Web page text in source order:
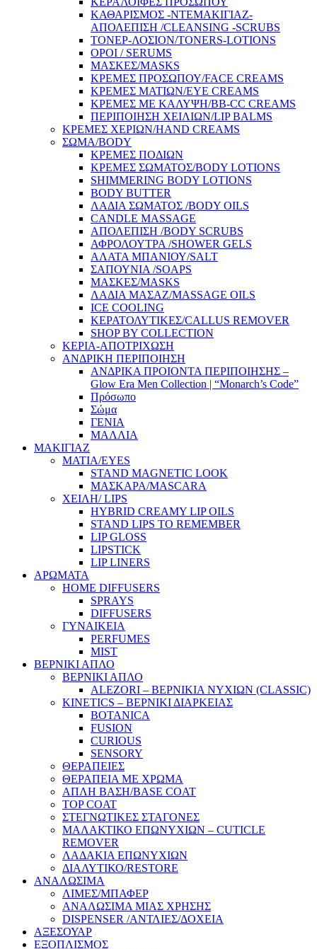
ΚΑΘΑΡΙΣΜΟΣ -ΝΤΕΜΑΚΙΓΙΑΖ-
ΑΠΟΛΕΠΙΣΗ /CLEANSING -SCRUBS
ΤΟΝΕΡ-ΛΟΣΙΟΝ/TONERS-LOTIONS
ΟΡΟΙ / SERUMS
ΜΑΣΚΕΣ/MASKS
ΚΡΕΜΕΣ ΠΡΟΣΩΠΟΥ/FACE CREAMS
ΚΡΕΜΕΣ ΜΑΤΙΩΝ/EYE CREAMS
ΚΡΕΜΕΣ ΜΕ ΚΑΛΥΨΗ/BB-CC CREAMS
ΠΕΡΙΠΟΙΗΣΗ ΧΕΙΛΙΩΝ/LIP BALMS
ΚΡΕΜΕΣ ΧΕΡΙΩΝ/HAND CREAMS
ΣΩΜΑ/BODY
ΚΡΕΜΕΣ ΠΟΔΙΩΝ
ΚΡΕΜΕΣ ΣΩΜΑΤΟΣ/BODY LOTIONS
SHIMMERING BODY LOTIONS
BODY BUTTER
ΛΑΔΙΑ ΣΩΜΑΤΟΣ /BODY OILS
CANDLE MASSAGE
ΑΠΟΛΕΠΙΣΗ /BODY SCRUBS
ΑΦΡΟΛΟΥΤΡΑ /SHOWER GELS
ΑΛΑΤΑ ΜΠΑΝΙΟΥ/SALT
ΣΑΠΟΥΝΙΑ /SOAPS
ΜΑΣΚΕΣ/MASKS
ΛΑΔΙΑ ΜΑΣΑΖ/MASSAGE OILS
ICE COOLING
ΚΕΡΑΤΟΛΥΤΙΚΕΣ/CALLUS REMOVER
SHOP BY COLLECTION
ΚΕΡΙΑ-ΑΠΟΤΡΙΧΩΣΗ
ΑΝΔΡΙΚΗ ΠΕΡΙΠΟΙΗΣΗ
ΑΝΔΡΙΚΑ ΠΡΟΙΟΝΤΑ ΠΕΡΙΠΟΙΗΣΗΣ –
Glow Era Men Collection | “Monarch’s Code”
Πρόσωπο
Σώμα
ΓΕΝΙΑ
ΜΑΛΛΙΑ
ΜΑΚΙΓΙΑΖ
ΜΑΤΙΑ/EYES
STAND MAGNETIC LOOK
ΜΑΣΚΑΡΑ/MASCARA
ΧΕΙΛΗ/ LIPS
HYBRID CREAMY LIP OILS
STAND LIPS TO REMEMBER
LIP GLOSS
LIPSTICK
LIP LINERS
ΑΡΩΜΑΤΑ
HOME DIFFUSERS
SPRAYS
DIFFUSERS
ΓΥΝΑΙΚΕΙΑ
PERFUMES
MIST
ΒΕΡΝΙΚΙ ΑΠΛΟ
ΒΕΡΝΙΚΙ ΑΠΛΟ
ALEZORI – ΒΕΡΝΙΚΙΑ ΝΥΧΙΩΝ (CLASSIC)
KINETICS – ΒΕΡΝΙΚΙ ΔΙΑΡΚΕΙΑΣ
BOTANICA
FUSION
CURIOUS
SENSORY
ΘΕΡΑΠΕΙΕΣ
ΘΕΡΑΠΕΙΑ ΜΕ ΧΡΩΜΑ
ΑΠΛΗ ΒΑΣΗ/BASE COAT
TOP COAT
ΣΤΕΓΝΩΤΙΚΕΣ ΣΤΑΓΟΝΕΣ
ΜΑΛΑΚΤΙΚΟ ΕΠΩΝΥΧΙΩΝ – CUTICLE
REMOVER
ΛΑΔΑΚΙΑ ΕΠΩΝΥΧΙΩΝ
ΔΙΑΛΥΤΙΚΟ/RESTORE
ΑΝΑΛΩΣΙΜΑ
ΛΙΜΕΣ/ΜΠΑΦΕΡ
ΑΝΑΛΩΣΙΜΑ ΜΙΑΣ ΧΡΗΣΗΣ
DISPENSER /ΑΝΤΛΙΕΣ/ΔΟΧΕΙΑ
ΑΞΕΣΟΥΑΡ
ΕΞΟΠΛΙΣΜΟΣ